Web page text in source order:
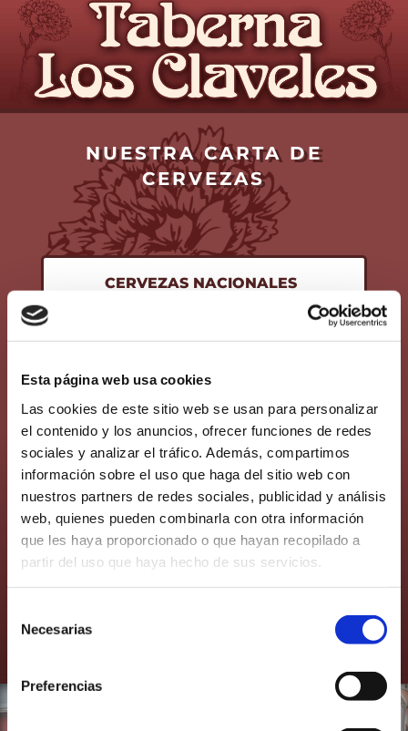
Esta página web usa cookies
Las cookies de este sitio web se usan para personalizar
el contenido y los anuncios, ofrecer funciones de redes
sociales y analizar el tráfico. Además, compartimos
información sobre el uso que haga del sitio web con
nuestros partners de redes sociales, publicidad y análisis
web, quienes pueden combinarla con otra información
que les haya proporcionado o que hayan recopilado a
partir del uso que haya hecho de sus servicios.
Necesarias
Preferencias
NUESTRA CARTA DE
CERVEZAS
CERVEZAS NACIONALES
Distribuido por: